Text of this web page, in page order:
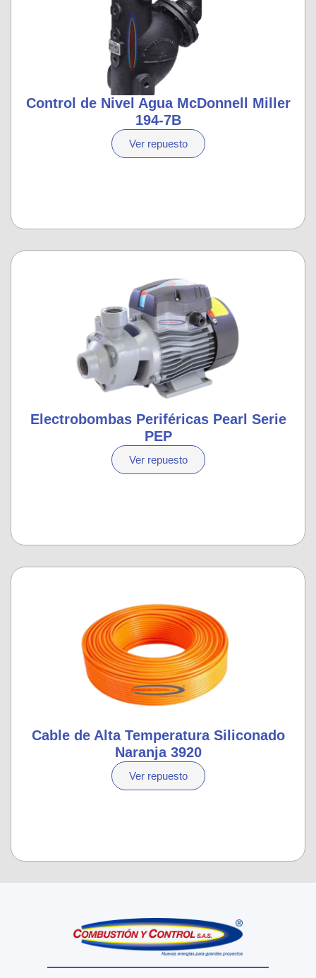
Control de Nivel Agua McDonnell Miller
194-7B
Ver repuesto
Electrobombas Periféricas Pearl Serie
PEP
Ver repuesto
Cable de Alta Temperatura Siliconado
Naranja 3920
Ver repuesto